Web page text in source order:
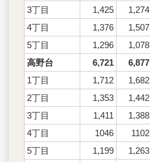
3丁目
1,425 1,274
4丁目
1,376 1,507
5丁目
1,296 1,078
高野台
6,721 6,877
1丁目
1,712 1,682
2丁目
1,353 1,442
3丁目
1,411 1,388
4丁目
1046 1102
5丁目
1,199 1,263